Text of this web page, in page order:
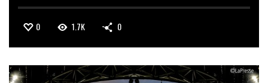
0 1.7K 0